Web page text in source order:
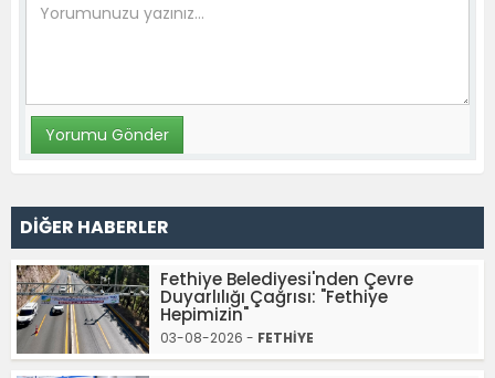
DİĞER HABERLER
Fethiye Belediyesi'nden Çevre
Duyarlılığı Çağrısı: "Fethiye
Hepimizin"
03-08-2026 - FETHİYE